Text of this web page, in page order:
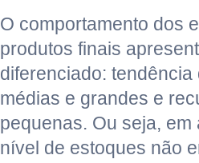
O comportamento dos
produtos finais
diferenciado:
médias e grandes e
pequenas. Ou seja,
nível de estoques não